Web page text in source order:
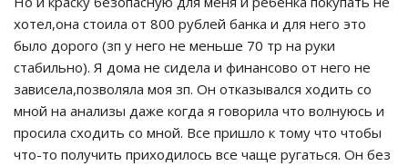
хотел,она стоила от 800 рублей банка и для него это
было дорого (зп у него не меньше 70 тр на руки
стабильно). Я дома не сидела и финансово от него не
зависела,позволяла моя зп. Он отказывался ходить со
мной на анализы даже когда я говорила что волнуюсь и
просила сходить со мной. Все пришло к тому что чтобы
что-то получить приходилось все чаще ругаться. Он без